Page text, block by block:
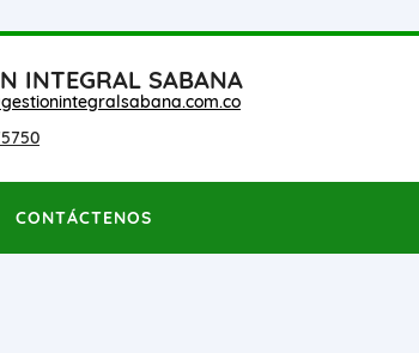
INTEGRAL SABANA
CONTÁCTENOS